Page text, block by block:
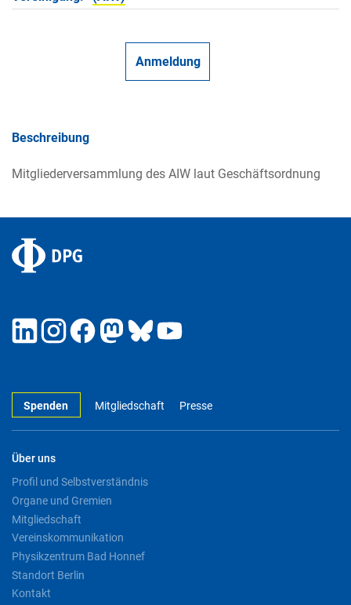
Anmeldung
Beschreibung
Mitgliederversammlung des AIW laut Geschäftsordnung
Spenden Mitgliedschaft Presse
Über uns
Profil und Selbstverständnis
Organe und Gremien
Mitgliedschaft
Vereinskommunikation
Physikzentrum Bad Honnef
Standort Berlin
Kontakt